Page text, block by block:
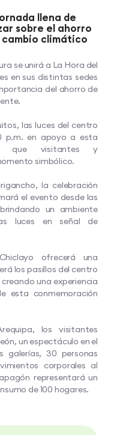
llena de
sobre el ahorro
climático
se unirá a La Hora del
en sus distintas sedes
del ahorro de
las luces del centro
p.m. en apoyo a esta
que visitantes y
simbólico.
la celebración
el evento desde las
un ambiente
luces en señal de
ofrecerá una
los pasillos del centro
una experiencia
esta conmemoración
los visitantes
un espectáculo en el
galerías, 30 personas
corporales al
representará un
de 100 hogares.